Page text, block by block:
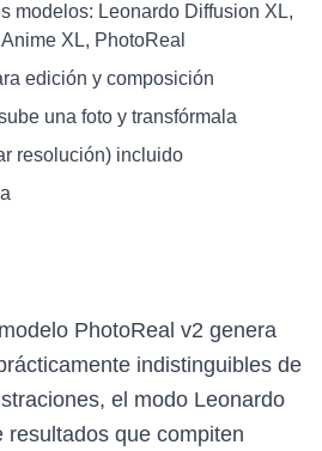
modelos: Leonardo Diffusion XL,
XL, PhotoReal
edición y composición
una foto y transfórmala
resolución) incluido
PhotoReal v2 genera
indistinguibles de
el modo Leonardo
resultados que compiten